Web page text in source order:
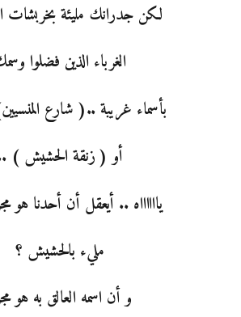
لكن جدرانك مليئة بخربشات
الغرباء الذين فضلوا
بأسماء غريبة ..( شارع
أو ( زنقة الحشيش )
يااااااه .. أيعقل أن أحدنا هو
مليء بالحشيش ؟
و أن اسمه العالق به هو